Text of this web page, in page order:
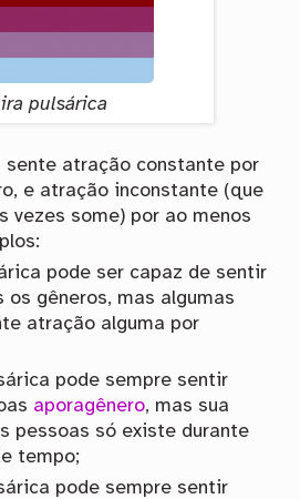
pulsárica
sente atração constante por
e atração inconstante (que
vezes some) por ao menos
pode ser capaz de sentir
gêneros, mas algumas
atração alguma por
pode sempre sentir
aporagênero, mas sua
pessoas só existe durante
tempo;
pode sempre sentir